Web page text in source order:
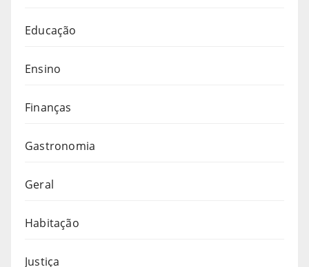
Educação
Ensino
Finanças
Gastronomia
Geral
Habitação
Justiça